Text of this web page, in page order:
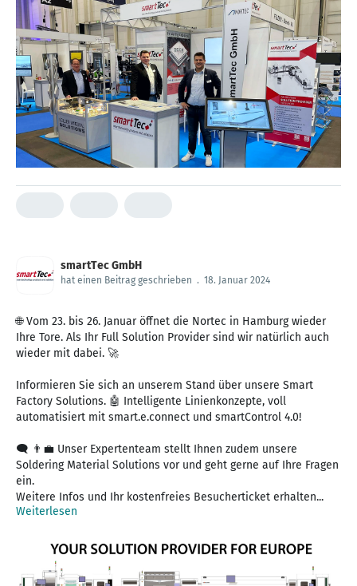
smartTec GmbH
hat einen Beitrag geschrieben . 18. Januar 2024
🌐 Vom 23. bis 26. Januar öffnet die Nortec in Hamburg wieder
Ihre Tore. Als Ihr Full Solution Provider sind wir natürlich auch
wieder mit dabei. 🚀
Informieren Sie sich an unserem Stand über unsere Smart
Factory Solutions. 🤖 Intelligente Linienkonzepte, voll
automatisiert mit smart.e.connect und smartControl 4.0!
🗨 👨‍💼 Unser Expertenteam stellt Ihnen zudem unsere
Soldering Material Solutions vor und geht gerne auf Ihre Fragen
ein.
Weitere Infos und Ihr kostenfreies Besucherticket erhalten...
Weiterlesen